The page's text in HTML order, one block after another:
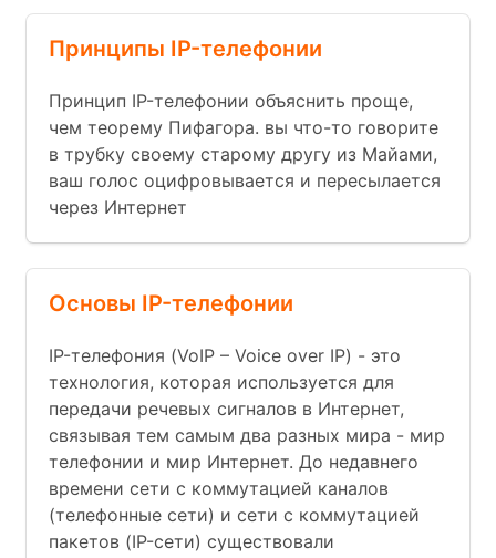
Принципы IP-телефонии
Принцип IP-телефонии объяснить проще,
чем теорему Пифагора. вы что-то говорите
в трубку своему старому другу из Майами,
ваш голос оцифровывается и пересылается
через Интернет
Основы IP-телефонии
IP-телефония (VoIP – Voice over IP) - это
технология, которая используется для
передачи речевых сигналов в Интернет,
связывая тем самым два разных мира - мир
телефонии и мир Интернет. До недавнего
времени сети с коммутацией каналов
(телефонные сети) и сети с коммутацией
пакетов (IP-сети) существовали